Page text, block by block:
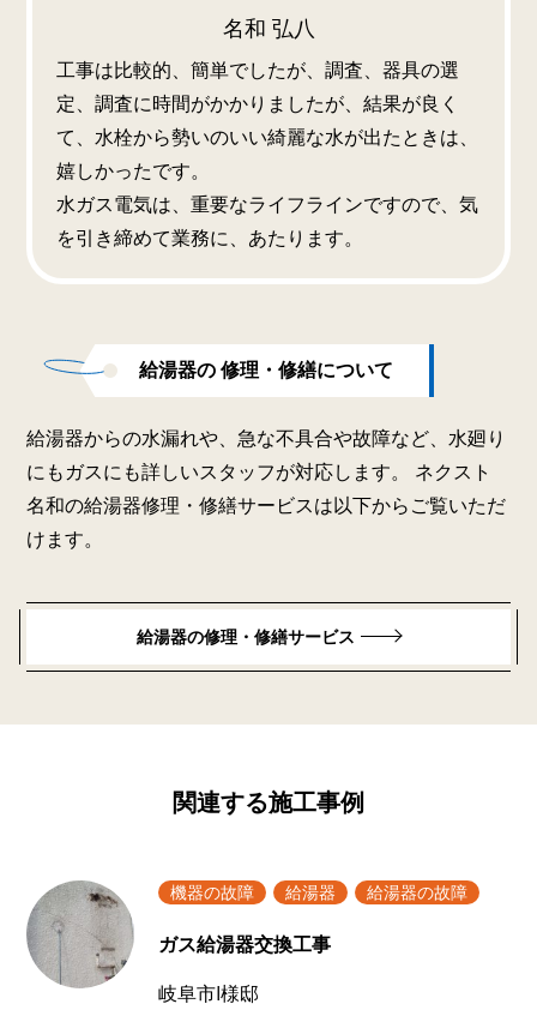
名和 弘八
工事は比較的、簡単でしたが、調査、器具の選
定、調査に時間がかかりましたが、結果が良く
て、水栓から勢いのいい綺麗な水が出たときは、
嬉しかったです。
水ガス電気は、重要なライフラインですので、気
を引き締めて業務に、あたります。
給湯器の 修理・修繕について
給湯器からの水漏れや、急な不具合や故障など、水廻り
にもガスにも詳しいスタッフが対応します。 ネクスト
名和の給湯器修理・修繕サービスは以下からご覧いただ
けます。
給湯器の修理・修繕サービス
関連する施工事例
機器の故障 給湯器 給湯器の故障
ガス給湯器交換工事
岐阜市I様邸